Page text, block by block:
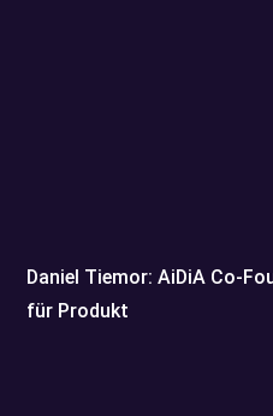
Daniel Tiemor: AiDiA Co-
für Produkt